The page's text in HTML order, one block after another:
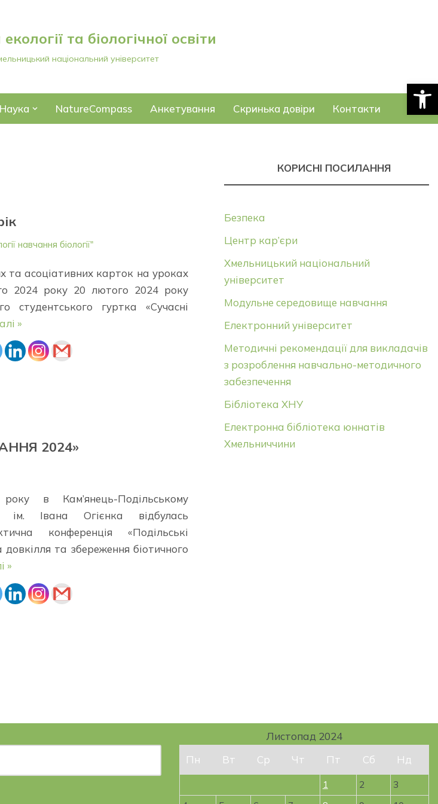
та біологічної освіти
національний університет
Наука NatureCompass Анкетування Скринька довіри Контакти
навчання біології"
та асоціативних карток на уроках
2024 року 20 лютого 2024 року
студентського гуртка «Сучасні
»
2024»
в Кам’янець-Подільському
ім. Івана Огієнка відбулась
конференція «Подільські
та збереження біотичного
»
КОРИСНІ ПОСИЛАННЯ
Безпека
Центр кар’єри
Хмельницький національний
університет
Модульне середовище навчання
Електронний університет
Методичні рекомендації для викладачів
з розроблення навчально-методичного
забезпечення
Бібліотека ХНУ
Електронна бібліотека юннатів
Хмельниччини
Листопад 2024
Пн
Вт Ср Чт Пт Сб Нд
1 2
3